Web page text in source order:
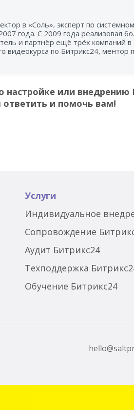
в «Соль», эксперт по
года. С 2009 года реализовал
и партнёр ещё трёх компаний
видеокурса по Битрикс24,
настройке или внедрению
и помочь вам!
Услуги
Индивидуальное
Сопровождение
Аудит Битрикс24
Техподдержка
Обучение Битрикс24